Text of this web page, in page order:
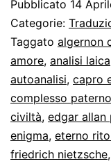
Pubblicato 14
Categorie:
Taggato algernon
amore, analisi laica
autoanalisi, capro
complesso paterno
civiltà, edgar allan
enigma, eterno
friedrich nietzsche,